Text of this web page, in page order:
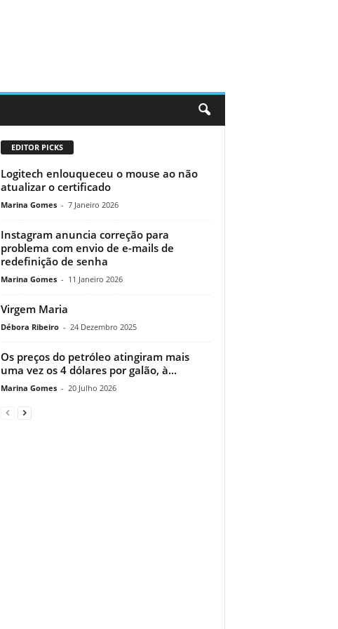
EDITOR PICKS
Logitech enlouqueceu o mouse ao não
atualizar o certificado
Marina Gomes - 7 Janeiro 2026
Instagram anuncia correção para
problema com envio de e-mails de
redefinição de senha
Marina Gomes - 11 Janeiro 2026
Virgem Maria
Débora Ribeiro - 24 Dezembro 2025
Os preços do petróleo atingiram mais
uma vez os 4 dólares por galão, à...
Marina Gomes - 20 Julho 2026